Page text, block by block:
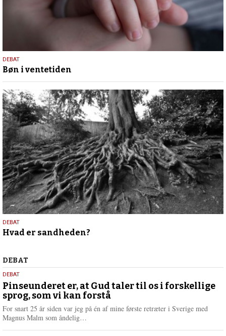
29.
april
2026
DEBAT
Bøn i ventetiden
23.
april
DEBAT
Hvad er sandheden?
Debat
DEBAT
5.
august
2026
DEBAT
Pinseunderet er, at Gud taler til os i forskellige
sprog, som vi kan forstå
For snart 25 år siden var jeg på én af mine første retræter i Sverige med
Magnus Malm som åndelig…